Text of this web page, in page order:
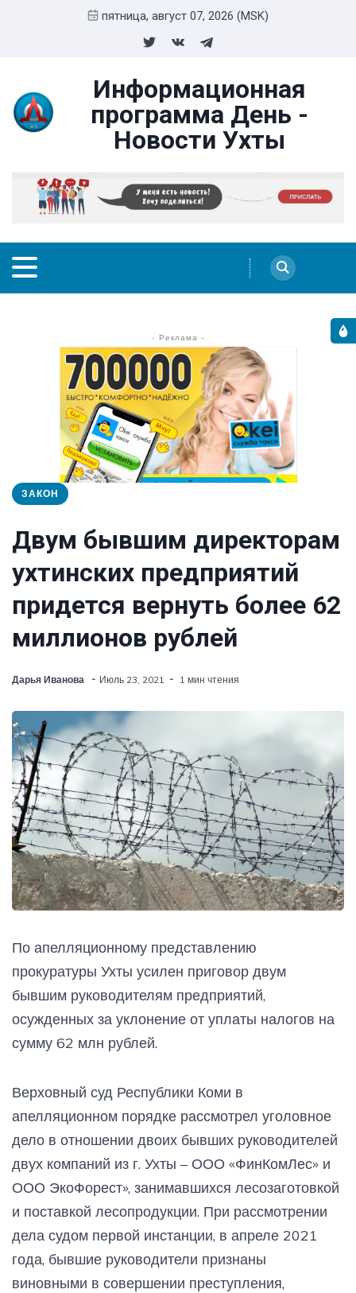
пятница, август 07, 2026 (MSK)
Информационная
программа День -
Новости Ухты
- Реклама -
ЗАКОН
Двум бывшим директорам
ухтинских предприятий
придется вернуть более 62
миллионов рублей
Дарья Иванова Июль 23, 2021 1 мин чтения
По апелляционному представлению
прокуратуры Ухты усилен приговор двум
бывшим руководителям предприятий,
осужденных за уклонение от уплаты налогов на
сумму 62 млн рублей.
Верховный суд Республики Коми в
апелляционном порядке рассмотрел уголовное
дело в отношении двоих бывших руководителей
двух компаний из г. Ухты – ООО «ФинКомЛес» и
ООО ЭкоФорест», занимавшихся лесозаготовкой
и поставкой лесопродукции. При рассмотрении
дела судом первой инстанции, в апреле 2021
года, бывшие руководители признаны
виновными в совершении преступления,